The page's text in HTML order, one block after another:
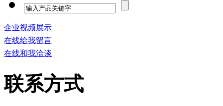
企业视频展示
在线给我留言
在线和我洽谈
联系方式